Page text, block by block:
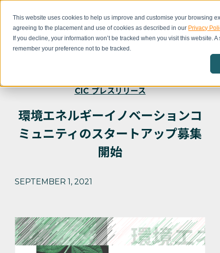
This website uses cookies to help us improve and customise your browsing
agreeing to the placement and use of cookies as described in our Privacy
If you decline, your information won’t be tracked when you visit this website.
remember your preference not to be tracked.
CIC プレスリリース
環境エネルギーイノベーションコ
ミュニティのスタートアップ募集
開始
SEPTEMBER 1, 2021